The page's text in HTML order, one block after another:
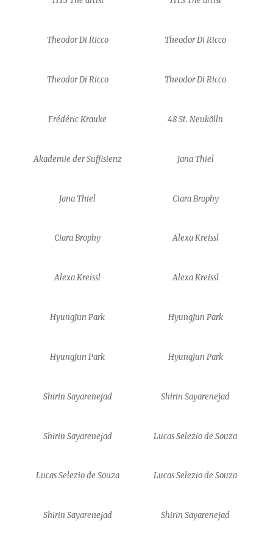
Theodor Di Ricco Theodor Di Ricco
Theodor Di Ricco Theodor Di Ricco
Frédéric Krauke 48 St. Neukölln
Akademie der Suffisienz Jana Thiel
Jana Thiel Ciara Brophy
Ciara Brophy Alexa Kreissl
Alexa Kreissl Alexa Kreissl
HyungJun Park HyungJun Park
HyungJun Park HyungJun Park
Shirin Sayarenejad Shirin Sayarenejad
Shirin Sayarenejad Lucas Selezio de Souza
Lucas Selezio de Souza Lucas Selezio de Souza
Shirin Sayarenejad Shirin Sayarenejad